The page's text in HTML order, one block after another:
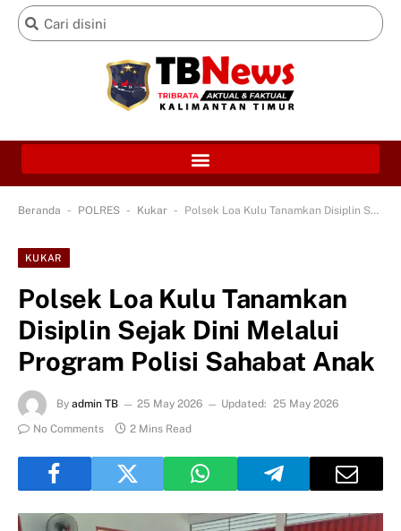
Beranda - POLRES - Kukar - Polsek Loa Kulu Tanamkan Disiplin Sejak Dini Melalui Program Polisi Sahabat Anak
KUKAR
Polsek Loa Kulu Tanamkan
Disiplin Sejak Dini Melalui
Program Polisi Sahabat Anak
By admin TB 25 May 2026 Updated: 25 May 2026
No Comments
2 Mins Read